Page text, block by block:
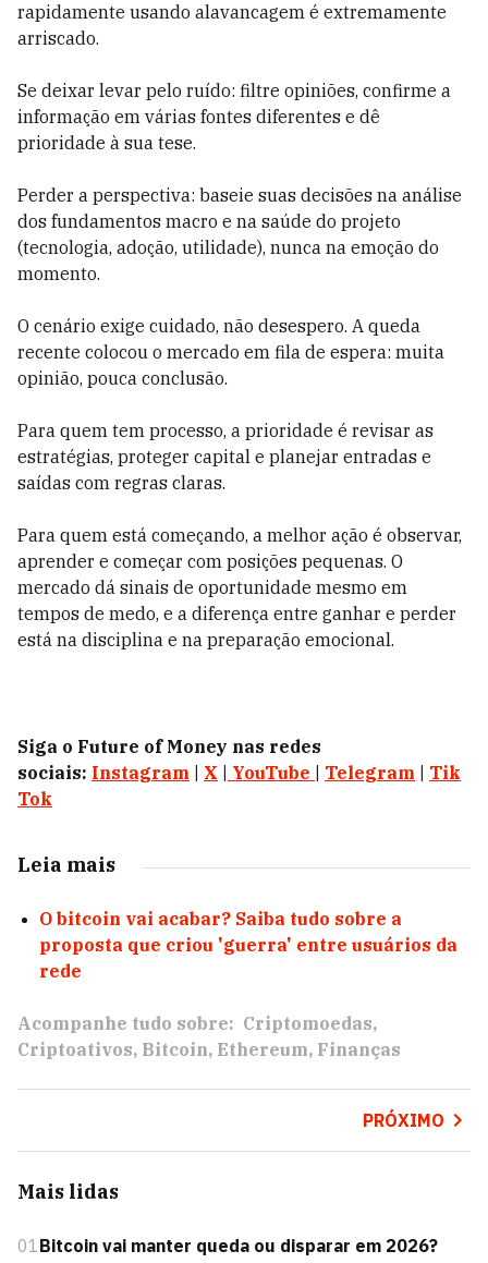
rapidamente usando alavancagem é extremamente
arriscado.
Se deixar levar pelo ruído: filtre opiniões, confirme a
informação em várias fontes diferentes e dê
prioridade à sua tese.
Perder a perspectiva: baseie suas decisões na análise
dos fundamentos macro e na saúde do projeto
(tecnologia, adoção, utilidade), nunca na emoção do
momento.
O cenário exige cuidado, não desespero. A queda
recente colocou o mercado em fila de espera: muita
opinião, pouca conclusão.
Para quem tem processo, a prioridade é revisar as
estratégias, proteger capital e planejar entradas e
saídas com regras claras.
Para quem está começando, a melhor ação é observar,
aprender e começar com posições pequenas. O
mercado dá sinais de oportunidade mesmo em
tempos de medo, e a diferença entre ganhar e perder
está na disciplina e na preparação emocional.
Siga o Future of Money nas redes
sociais: Instagram X YouTube Telegram
Tik
Tok
Leia mais
O bitcoin vai acabar? Saiba tudo sobre a
proposta que criou 'guerra' entre usuários da
rede
Acompanhe tudo sobre: Criptomoedas
Criptoativos Bitcoin Ethereum Finanças
PRÓXIMO
Mais lidas
01Bitcoin vai manter queda ou disparar em 2026?